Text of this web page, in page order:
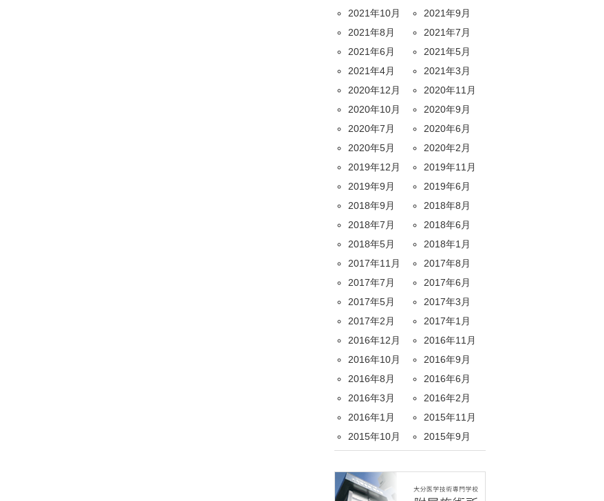
2021年10月
2021年9月
2021年8月
2021年7月
2021年6月
2021年5月
2021年4月
2021年3月
2020年12月
2020年11月
2020年10月
2020年9月
2020年7月
2020年6月
2020年5月
2020年2月
2019年12月
2019年11月
2019年9月
2019年6月
2018年9月
2018年8月
2018年7月
2018年6月
2018年5月
2018年1月
2017年11月
2017年8月
2017年7月
2017年6月
2017年5月
2017年3月
2017年2月
2017年1月
2016年12月
2016年11月
2016年10月
2016年9月
2016年8月
2016年6月
2016年3月
2016年2月
2016年1月
2015年11月
2015年10月
2015年9月